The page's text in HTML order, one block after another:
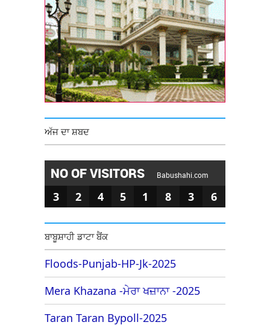
ਅੱਜ ਦਾ ਸ਼ਬਦ
NO OF VISITORS Babushahi.com
3 2 4 5 1 8 3 6
ਬਾਬੂਸ਼ਾਹੀ ਡਾਟਾ ਬੈਂਕ
Floods-Punjab-HP-Jk-2025
Mera Khazana -ਮੇਰਾ ਖਜ਼ਾਨਾ -2025
Taran Taran Bypoll-2025